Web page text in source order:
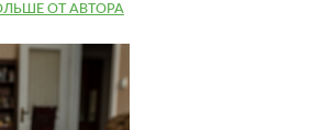
ОТ АВТОРА